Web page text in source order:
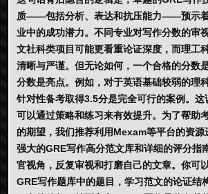
质——包括分析、表达和抗压能力——预示
业中的成功潜力。不同专业对写作分数的审
文社科类项目可能更看重论证深度，而理工
清晰与严谨。但无论如何，一个合格的分数
分数是亮点。例如，对于英语基础较弱的理
针对性备考取得3.5分是完全可行的案例。这
可以通过策略和练习来有效提升。为了帮助
的期望，我们推荐利用Mexam等平台的资源
强大的GRE写作高分范文库和详细的评分指
官视角，反复审视和打磨自己的文章。你可
GRE写作题库中的题目，学习范文的论证结